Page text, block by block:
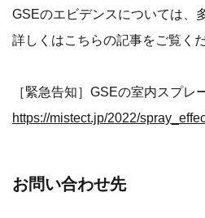
GSEのエビデンスについては、
詳しくはこちらの記事をご覧くだ
［緊急告知］GSEの室内スプレ
https://mistect.jp/2022/
お問い合わせ先